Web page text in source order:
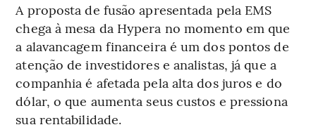
A proposta de fusão apresentada pela EMS
chega à mesa da Hypera no momento em que
a alavancagem financeira é um dos pontos de
atenção de investidores e analistas, já que a
companhia é afetada pela alta dos juros e do
dólar, o que aumenta seus custos e pressiona
sua rentabilidade.